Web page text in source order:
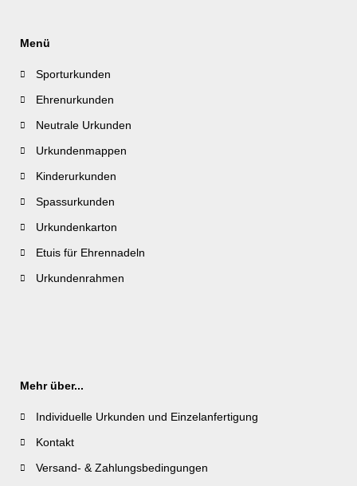
Menü
Sporturkunden
Ehrenurkunden
Neutrale Urkunden
Urkundenmappen
Kinderurkunden
Spassurkunden
Urkundenkarton
Etuis für Ehrennadeln
Urkundenrahmen
Mehr über...
Individuelle Urkunden und Einzelanfertigung
Kontakt
Versand- & Zahlungsbedingungen